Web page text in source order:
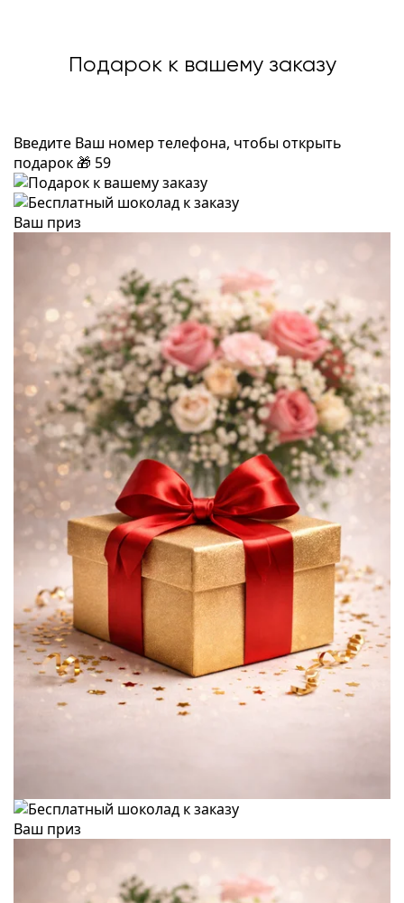
Подарок к вашему заказу
Введите Ваш номер телефона, чтобы открыть
подарок 🎁 59
Ваш приз
Ваш приз